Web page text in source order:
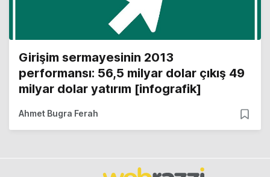
Girişim sermayesinin 2013
performansı: 56,5 milyar dolar çıkış 49
milyar dolar yatırım [infografik]
Ahmet Bugra Ferah